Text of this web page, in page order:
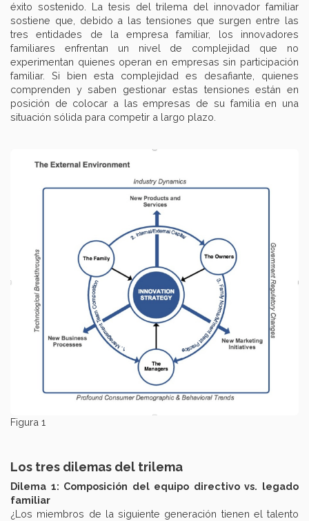
éxito sostenido. La tesis del trilema del innovador familiar
sostiene que, debido a las tensiones que surgen entre las
tres entidades de la empresa familiar, los innovadores
familiares enfrentan un nivel de complejidad que no
experimentan quienes operan en empresas sin participación
familiar. Si bien esta complejidad es desafiante, quienes
comprenden y saben gestionar estas tensiones están en
posición de colocar a las empresas de su familia en una
situación sólida para competir a largo plazo.
Figura 1
Los tres dilemas del trilema
Dilema 1: Composición del equipo directivo vs. legado
familiar
¿Los miembros de la siguiente generación tienen el talento